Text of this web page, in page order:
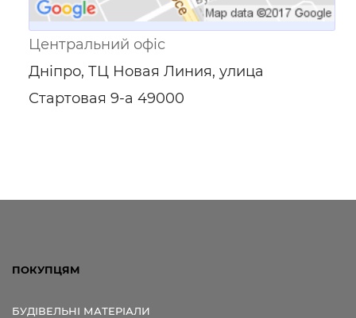
Центральний офіс
Дніпро, ТЦ Новая Линия, улица
Стартовая 9-а 49000
ПОКУПЦЯМ
БУДІВЕЛЬНІ МАТЕРІАЛИ